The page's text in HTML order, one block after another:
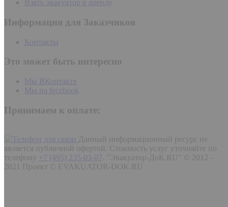
Взять эвакуатор в аренду
Информация для Заказчиков
Контакты
Это может быть интересно
Мы ВКонтакте
Мы на fecebook
Принимаем к оплате:
Данный информационный ресурс не
является публичной офертой. Стоимость услуг уточняйте по
телефону
+7 (495) 235-03-07 "Эвакуатор-ДоК.RU" © 2012 -
2021 Проект © EVAKUATOR-DOK.RU